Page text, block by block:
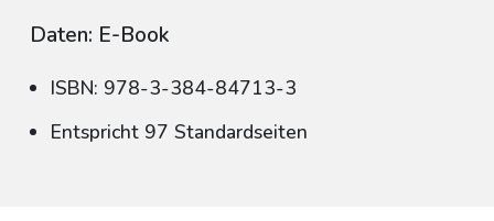
Daten: E-Book
ISBN: 978-3-384-84713-3
Entspricht 97 Standardseiten